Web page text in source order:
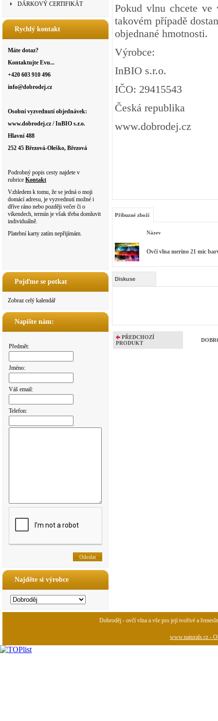
DÁRKOVÝ CERTIFIKÁT
Rychlý kontakt
Máte dotaz?
Kontaktujte Evu...
+420 603 910 496
info@dobrodej.cz
Osobní vyzvednutí objednávek:
www.dobrodej.cz / InBIO s.r.o.
Hlavní 488
252 45 Březová-Oleško, Březová
Podrobný popis cesty najdete v
rubrice Kontakt
Vzhledem k tomu, že se jedná o moji
domácí adresu, je vyzvednutí možné i
dříve ráno nebo později večer či o
víkendech, termín je však třeba domluvit
individuálně.
Platební karty zatím nepřijímám.
Pojďme se potkat
Zobraz celý kalendář
Napište nám:
Předmět:
Jméno:
Váš email:
Telefon:
Najděte si výrobce
Pokud vlnu chcete
takovém případě
objednané hmotnosti.
Výrobce:
InBIO s.r.o.
IČO: 29415543
Česká republika
www.dobrodej.cz
Příbuzné zboží
Název
Ovčí vlna merino 21 mic
Diskuse
PŘEDCHOZÍ
PRODUKT
Dobroděj - ovčí vlna a vše pro její tvořivé a
www.naturals.cz -